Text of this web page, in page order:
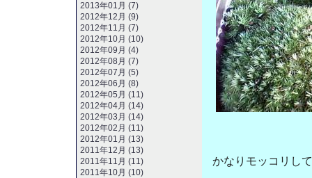
かなりモッコリし
2013年01月 (7)
2012年12月 (9)
2012年11月 (7)
2012年10月 (10)
2012年09月 (4)
2012年08月 (7)
2012年07月 (5)
2012年06月 (8)
2012年05月 (11)
2012年04月 (14)
2012年03月 (14)
2012年02月 (11)
2012年01月 (13)
2011年12月 (13)
2011年11月 (11)
2011年10月 (10)